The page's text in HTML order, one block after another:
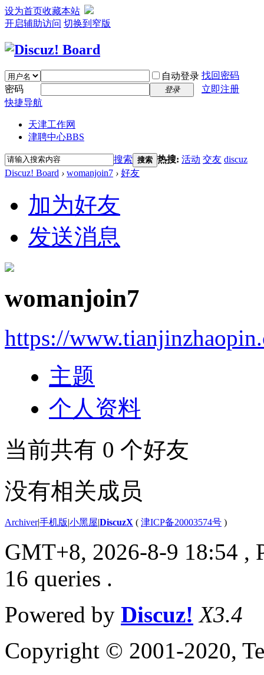
设为首页收藏本站
开启辅助访问 切换到窄版
自动登录 找回密码
密码
登录
立即注册
快捷导航
天津工作网
津聘中心BBS
搜索 搜索 热搜: 活动 交友 discuz
Discuz! Board › womanjoin7 › 好友
加为好友
发送消息
womanjoin7
https://
主题
个人资料
当前共有 0 个好友
没有相关成员
Archiver|手机版|小黑屋|DiscuzX ( 津ICP备20003574号 )
GMT+8, 2026-8-9 18:54 ,
16 queries .
Powered by Discuz! X3.4
Copyright © 2001-2020,